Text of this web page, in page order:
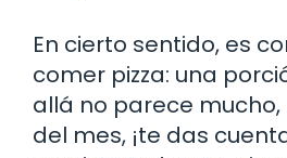
En cierto sentido, es
comer pizza: una
allá no parece
del mes, ¡te das